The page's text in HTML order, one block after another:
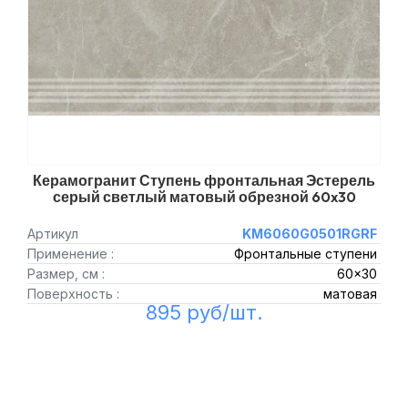
Керамогранит Ступень фронтальная Эстерель
серый светлый матовый обрезной 60x30
Артикул
KM6060G0501RGRF
Применение :
Фронтальные ступени
Размер, см :
60x30
Поверхность :
матовая
895 руб/шт.